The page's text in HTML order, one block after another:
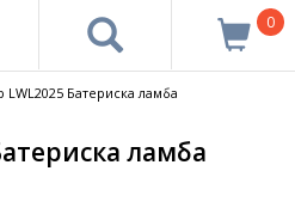
0
LWL2025 Батериска ламба
ламба